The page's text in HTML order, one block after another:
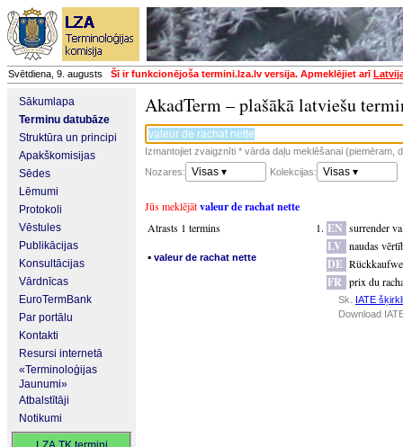
Svētdiena, 9. augusts Šī ir funkcionējoša termini.lza.lv versija. Apmeklējiet arī
Sākumlapa
Terminu datubāze
Struktūra un principi
Apakškomisijas
Sēdes
Lēmumi
Protokoli
Vēstules
Publikācijas
Konsultācijas
Vārdnīcas
EuroTermBank
Par portālu
Kontakti
Resursi internetā
«Terminoloģijas
Jaunumi»
Atbalstītāji
Notikumi
AkadTerm – plašākā latviešu
Izmantojiet zvaigznīti * vārda daļu meklēšanai (piemēram,
Nozares:
Visas ▾ Kolekcijas: Visas ▾
Jūs meklējātvaleur de rachat nette
Atrasts 1 termins
▪ valeur de rachat nette
EN surrender
LV naudas
DE
FR prix du
Sk. IATE šķirkli
Download